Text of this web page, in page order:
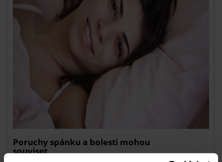
Poruchy spánku a bolesti mohou
souviset